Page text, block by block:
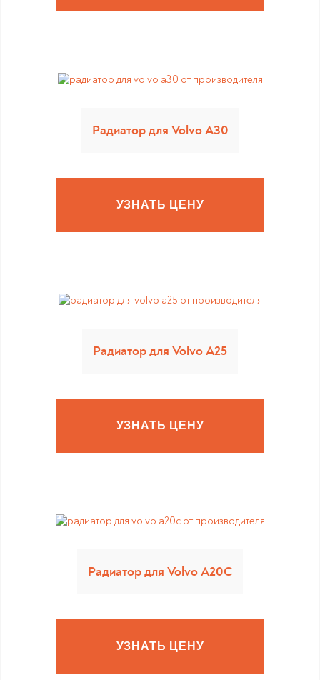
Радиатор для Volvo A30
УЗНАТЬ ЦЕНУ
Радиатор для Volvo A25
УЗНАТЬ ЦЕНУ
Радиатор для Volvo A20C
УЗНАТЬ ЦЕНУ